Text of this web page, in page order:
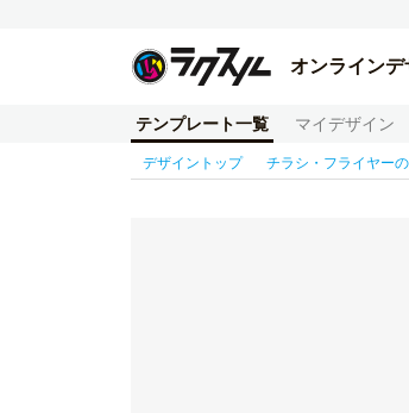
オンラインデ
テンプレート一覧 マイデザイン
デザイントップ チラシ・フライヤー